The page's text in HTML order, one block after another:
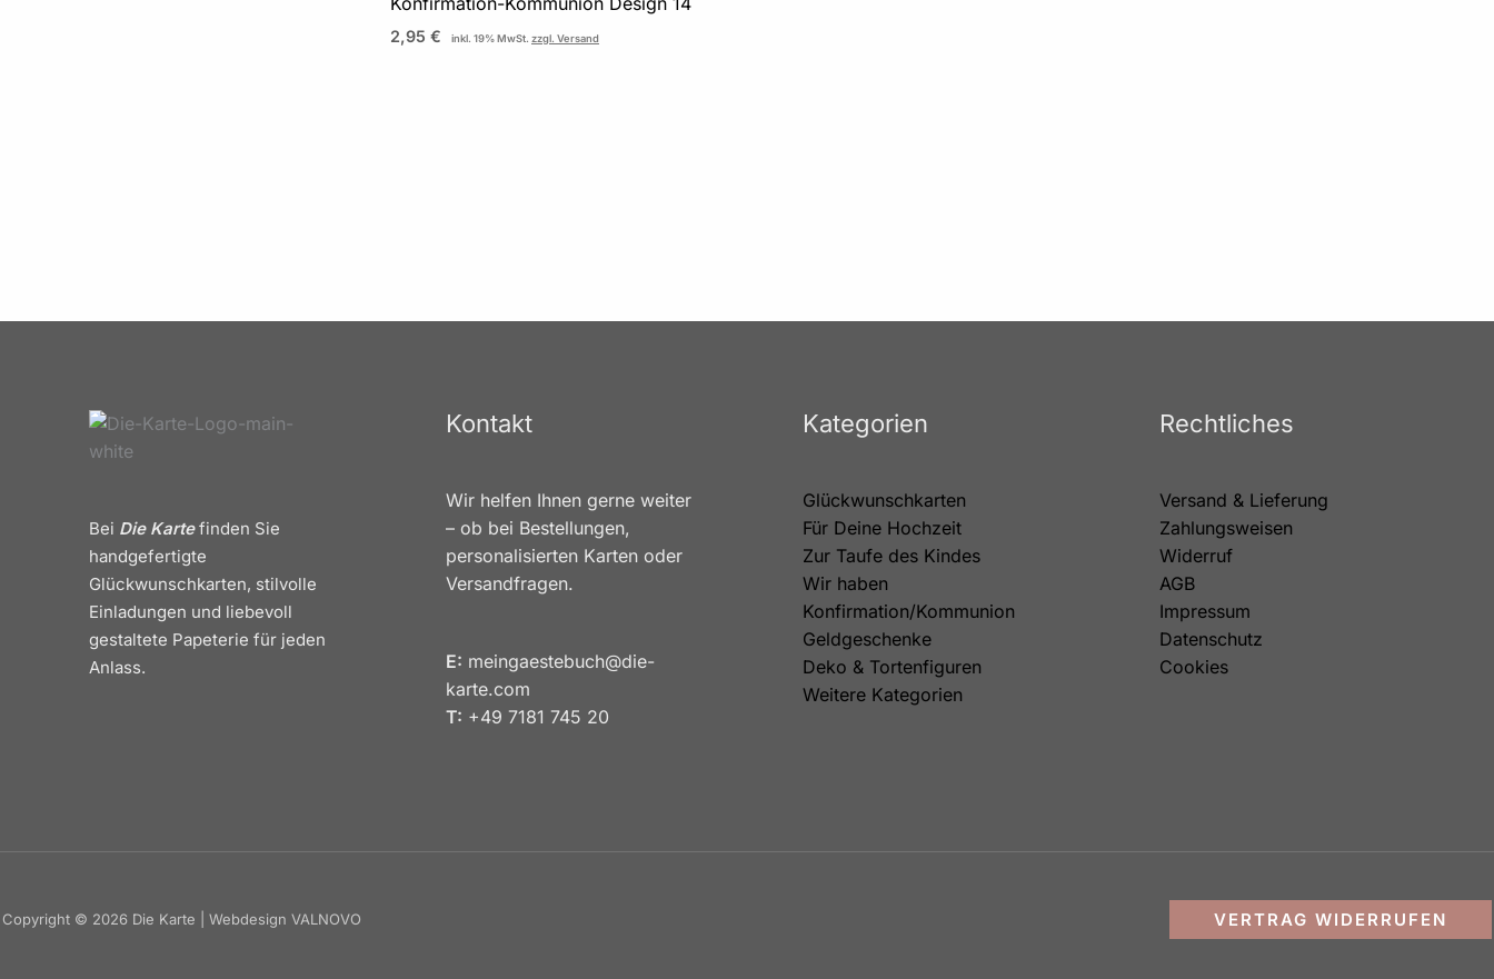
2,95 € inkl. 19% MwSt. zzgl. Versand
Bei Die Kartefinden Sie
handgefertigte
Glückwunschkarten, stilvolle
Einladungen und liebevoll
gestaltete Papeterie für jeden
Anlass.
Kontakt
Wir helfen Ihnen gerne weiter
– ob bei Bestellungen,
personalisierten Karten oder
Versandfragen.
E: meingaestebuch@die-
karte.com
T: +49 7181 745 20
Kategorien
Glückwunschkarten
Für Deine Hochzeit
Zur Taufe des Kindes
Wir haben
Konfirmation/Kommunion
Geldgeschenke
Deko & Tortenfiguren
Weitere Kategorien
Rechtliches
Versand & Lieferung
Zahlungsweisen
Widerruf
AGB
Impressum
Datenschutz
Cookies
Copyright © 2026 Die Karte | Webdesign VALNOVO VERTRAG WIDERRUFEN